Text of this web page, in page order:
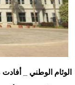
الوئام الوطني _